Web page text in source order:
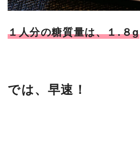
１人分の糖質量は、１.８g
では、早速！